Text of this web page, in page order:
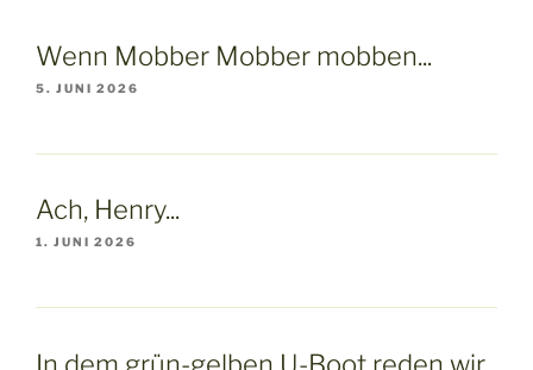
Wenn Mobber Mobber mobben...
5. JUNI 2026
Ach, Henry...
1. JUNI 2026